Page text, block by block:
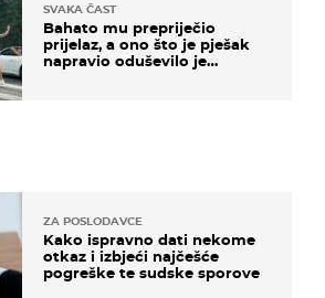
SVAKA ČAST
Bahato mu prepriječio
prijelaz, a ono što je pješak
napravio oduševilo je
ZA POSLODAVCE
Kako ispravno dati nekome
otkaz i izbjeći najčešće
pogreške te sudske sporove